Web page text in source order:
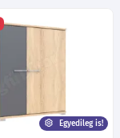
Egyedileg is!